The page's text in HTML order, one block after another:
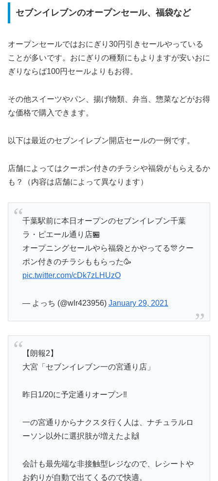
セブンイレブンのオープンセール、福袋など
オープンセールではおにぎり30円引きセールやっている
ことが多いです。おにぎりの種類にもよりますが安いおに
ぎりならば100円セールよりもお得。
その他スイーツやパン、揚げ物類、弁当、惣菜などがお得
な価格で購入できます。
以下は最近のセブンイレブン開店セールの一例です。
店舗によってはクーポン付きのチラシや福袋がもらえるか
も？（内容は店舗によって異なります）
千葉駅前に本日オープンのセブンイレブン千葉
ラ・ピエール通り店🏪
オープニングセールやら福袋とかやってる🎊クー
ポン付きのチラシももらった🥳
pic.twitter.com/cDk7zLHUzO
— よっち (@wlr423956) January 29, 2021
【朗報2】
大宮「セブンイレブン一の宮通り店」
昨日1/20に予定通りオープン‼️
一の宮通りからナクスタ行く人は、ナチュラルロ
ーソン以外に選択肢が増えたよ🙌
会計も最先端な非接触型レジなので、レシートや
お釣りが自動で出てくるので快適。